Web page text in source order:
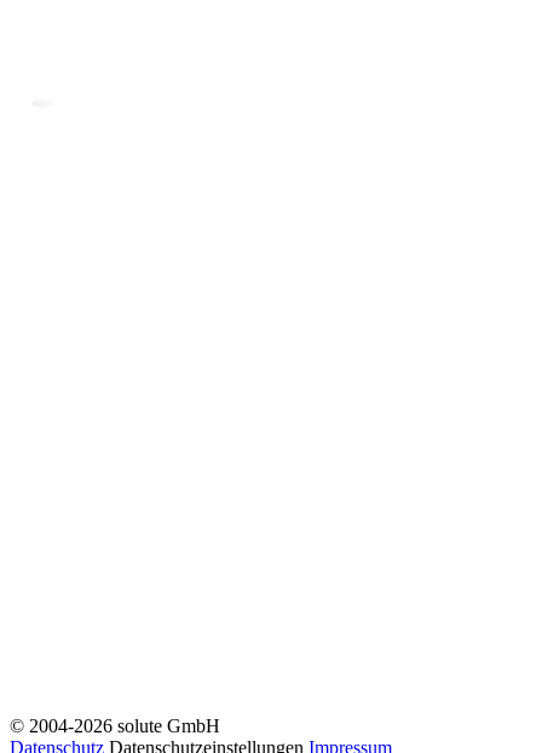
© 2004-2026 solute GmbH
Datenschutz Datenschutzeinstellungen Impressum